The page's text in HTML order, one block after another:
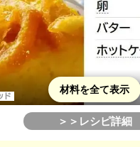
材料を全て表示
＞＞レシピ詳細